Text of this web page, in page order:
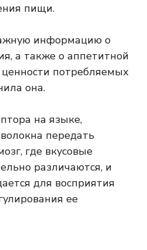
пищи.
информацию о
а также о аппетитной
ценности потребляемых
она.
на языке,
передать
где вкусовые
различаются, и
для восприятия
ее